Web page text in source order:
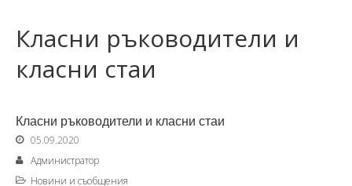
Класни ръководители и
класни стаи
Класни ръководители и класни стаи
05.09.2020
Администратор
Новини и съобщения